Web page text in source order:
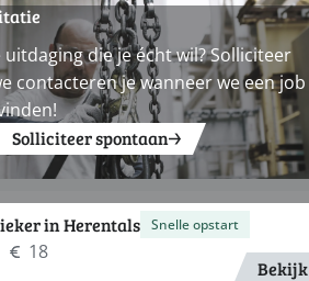
uitdaging die je écht wil? Solliciteer
contacteren je wanneer we een job
Solliciteer spontaan
in Herentals Snelle opstart
18
Bekijk